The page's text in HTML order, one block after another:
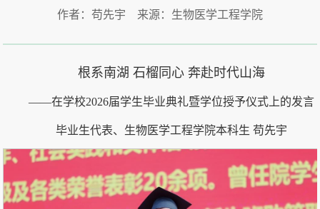
作者：苟先宇 来源：生物医学工程学院
根系南湖 石榴同心 奔赴时代山海
——在学校2026届学生毕业典礼暨学位授予仪式上的发言
毕业生代表、生物医学工程学院本科生 苟先宇